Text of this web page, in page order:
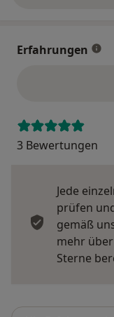
Erfahrungen
3 Bewertungen
Jede
prüfen
gemäß
mehr
Sterne